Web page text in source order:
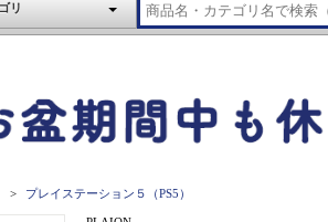
リ
プレイステーション５（PS5）